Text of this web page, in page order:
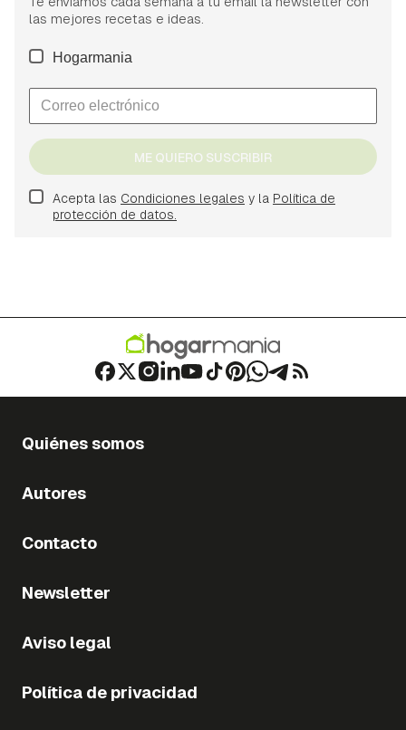
las mejores recetas e ideas.
Hogarmania
ME QUIERO SUSCRIBIR
Acepta las Condiciones legales y la Política de
protección de datos.
Quiénes somos
Autores
Contacto
Newsletter
Aviso legal
Política de privacidad